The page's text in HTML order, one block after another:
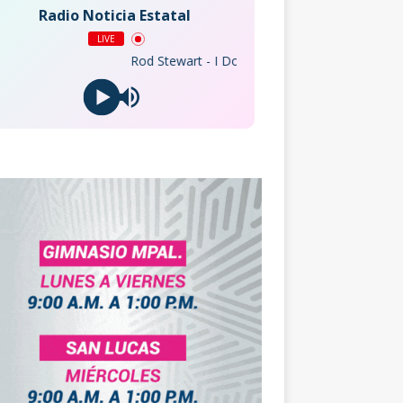
Radio Noticia Estatal
LIVE
Rod Stewart - I Don't Want to Talk About It (2008 Remaster)